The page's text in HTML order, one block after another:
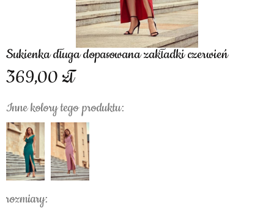
Sukienka długa dopasowana zakładki czerwień
369,00
Inne kolory tego produktu:
rozmiary: